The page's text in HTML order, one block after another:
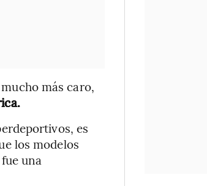
más caro,
es
los modelos
una